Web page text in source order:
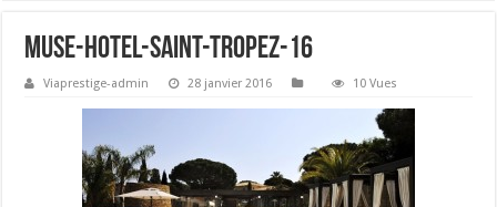
muse-hotel-saint-tropez-16
Viaprestige-admin 28 janvier 2016 10 Vues